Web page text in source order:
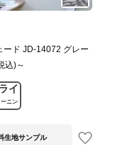
ード JD-14072 グレー
込)～
イ
ーニン
生地サンプル